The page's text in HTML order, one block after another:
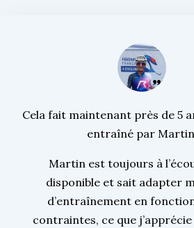
Cela fait maintenant près de 5
entraîné par
Martin est toujours à
disponible et sait adapter
d’entraînement en
contraintes, ce que j’apprécie